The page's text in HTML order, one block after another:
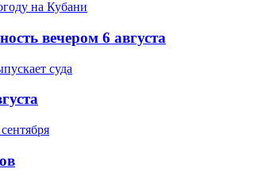
вечером 6 августа